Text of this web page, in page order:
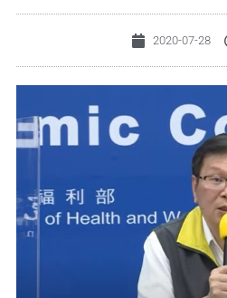
2020-07-28